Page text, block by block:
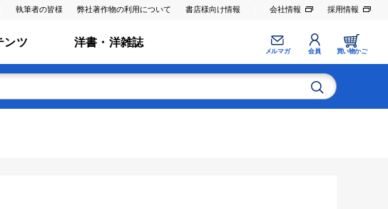
執筆者の皆様 弊社著作物の利用について 書店様向け情報 会社情報 採用情報
ンツ 洋書・洋雑誌
メルマガ 会員 買い物かご